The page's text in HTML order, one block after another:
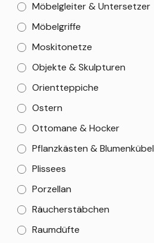
Möbelgleiter & Untersetzer
Möbelgriffe
Moskitonetze
Objekte & Skulpturen
Orientteppiche
Ostern
Ottomane & Hocker
Pflanzkästen & Blumenkübel
Plissees
Porzellan
Räucherstäbchen
Raumdüfte